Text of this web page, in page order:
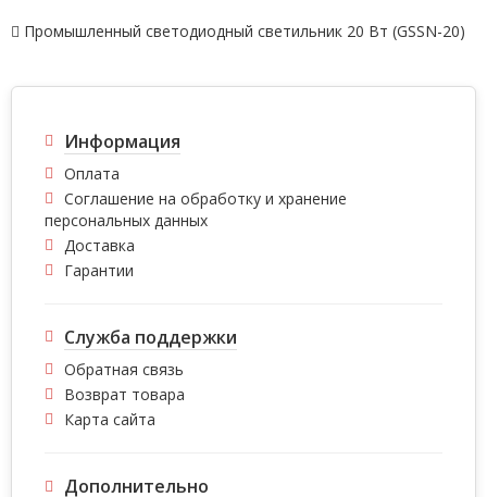
Промышленный светодиодный светильник 20 Вт (GSSN-20)
Информация
Оплата
Соглашение на обработку и хранение
персональных данных
Доставка
Гарантии
Служба поддержки
Обратная связь
Возврат товара
Карта сайта
Дополнительно